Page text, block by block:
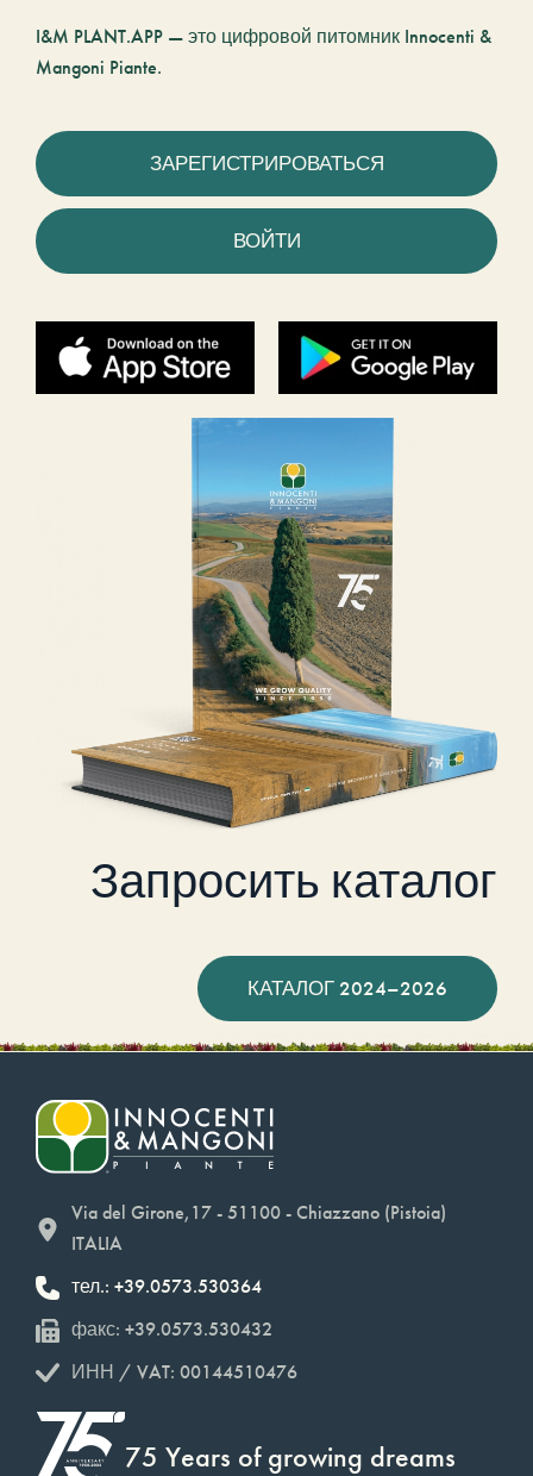
I&M PLANT.APP — это цифровой питомник Innocenti &
Mangoni Piante.
ЗАРЕГИСТРИРОВАТЬСЯ
ВОЙТИ
Запросить каталог
КАТАЛОГ 2024–2026
Via del Girone,17 - 51100 - Chiazzano (Pistoia)
ITALIA
тел.: +39.0573.530364
факс: +39.0573.530432
ИНН / VAT: 00144510476
75 Years of growing dreams